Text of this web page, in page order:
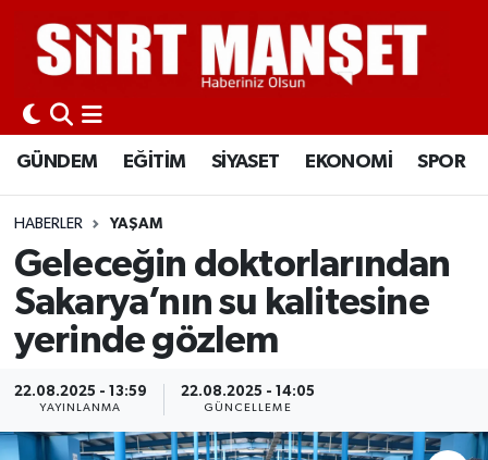
GÜNDEM EĞİTİM SİYASET EKONOMİ SPOR
HABERLER YAŞAM
Geleceğin doktorlarından
Sakarya’nın su kalitesine
yerinde gözlem
22.08.2025 - 13:59
YAYINLANMA
22.08.2025 - 14:05
GÜNCELLEME
GÜNDEM
EĞİTİM
SİYASET
EKONOMİ
SPOR
KÜLTÜR-SANAT
Siirt Nöbetçi Eczaneler
Siirt Hava Durumu
Siirt Namaz Vakitleri
Siirt Trafik Yoğunluk Haritası
Süper Lig Puan Durumu ve Fikstür
Tüm Manşetler
Son Dakika Haberleri